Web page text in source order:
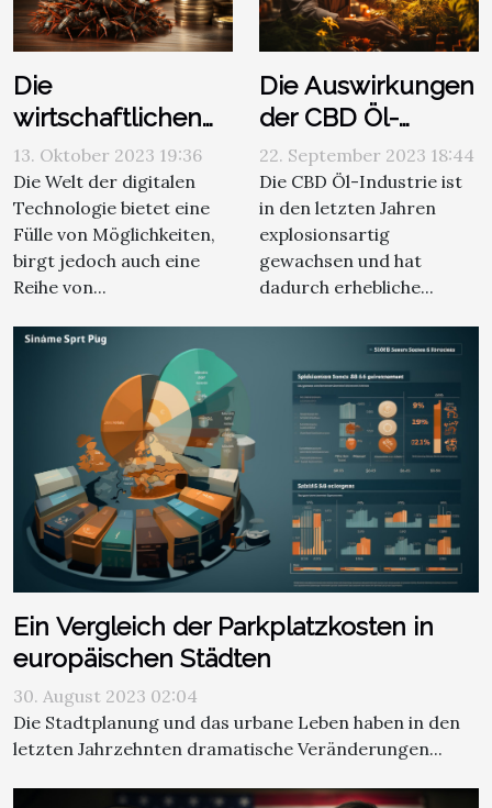
Die
wirtschaftlichen
Auswirkungen
von
Cyberkriminalität
und der
Bedeutung von
13. Oktober 2023 19:36
Die Welt der digitalen
Technologie bietet eine
Fülle von Möglichkeiten,
birgt jedoch auch eine
Reihe von...
Die Auswirkungen
der CBD Öl-
Industrie auf die
globale Wirtschaft
22. September 2023 18:44
Die CBD Öl-Industrie ist
in den letzten Jahren
explosionsartig
gewachsen und hat
dadurch erhebliche...
Ein Vergleich der Parkplatzkosten in
europäischen Städten
30. August 2023 02:04
Die Stadtplanung und das urbane Leben haben in den
letzten Jahrzehnten dramatische Veränderungen...